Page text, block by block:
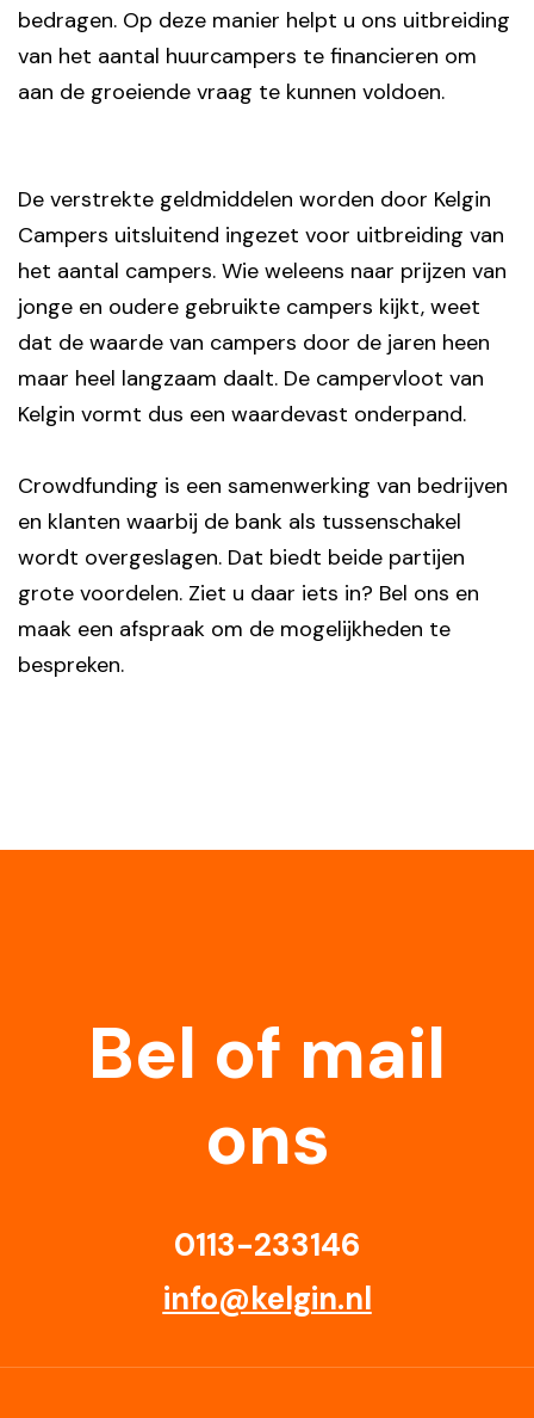
bedragen. Op deze manier helpt u ons uitbreiding
van het aantal huurcampers te financieren om
aan de groeiende vraag te kunnen voldoen.
De verstrekte geldmiddelen worden door Kelgin
Campers uitsluitend ingezet voor uitbreiding van
het aantal campers. Wie weleens naar prijzen van
jonge en oudere gebruikte campers kijkt, weet
dat de waarde van campers door de jaren heen
maar heel langzaam daalt. De campervloot van
Kelgin vormt dus een waardevast onderpand.
Crowdfunding is een samenwerking van bedrijven
en klanten waarbij de bank als tussenschakel
wordt overgeslagen. Dat biedt beide partijen
grote voordelen. Ziet u daar iets in? Bel ons en
maak een afspraak om de mogelijkheden te
bespreken.
Bel of mail
ons
0113-233146
info@kelgin.nl